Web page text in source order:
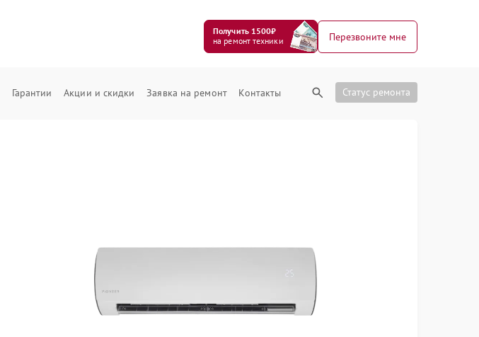
Получить 1500₽
на ремонт техники
Перезвоните мне
Гарантии Акции и скидки Заявка на ремонт Контакты Статус ремонта